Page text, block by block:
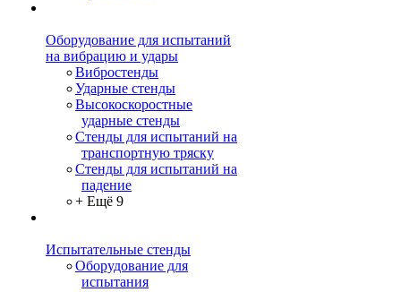
Оборудование для испытаний
на вибрацию и удары
Вибростенды
Ударные стенды
Высокоскоростные
ударные стенды
Стенды для испытаний на
транспортную тряску
Стенды для испытаний на
падение
+ Ещё 9
Испытательные стенды
Оборудование для
испытания